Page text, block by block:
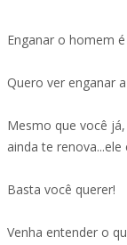
Enganar o homem
Quero ver enganar a
Mesmo que você
ainda te
Basta você querer!
Venha entender o